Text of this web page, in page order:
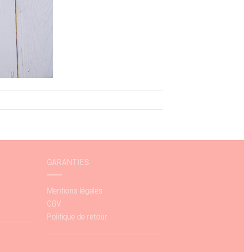
GARANTIES
Mentions légales
CGV
Politique de retour